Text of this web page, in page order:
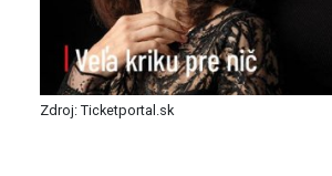
Zdroj: Ticketportal.sk